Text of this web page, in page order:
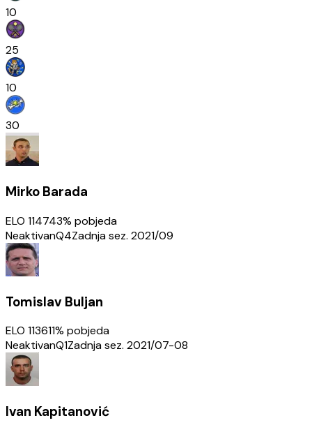
10
25
10
30
Mirko Barada
ELO 114743% pobjeda
NeaktivanQ4Zadnja sez. 2021/09
Tomislav Buljan
ELO 113611% pobjeda
NeaktivanQ1Zadnja sez. 2021/07-08
Ivan Kapitanović